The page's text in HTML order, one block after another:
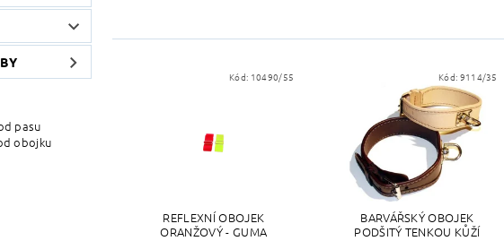
pasu
obojku
Kód: 10490/55
REFLEXNÍ OBOJEK
ORANŽOVÝ - GUMA
Kód: 9114/35
BARVÁŘSKÝ OBOJEK
PODŠITÝ TENKOU KŮŽÍ